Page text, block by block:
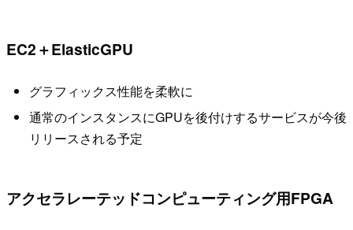
EC2＋ElasticGPU
グラフィックス性能を柔軟に
通常のインスタンスにGPUを後付けするサービスが今後
リリースされる予定
アクセラレーテッドコンピューティング用FPGA